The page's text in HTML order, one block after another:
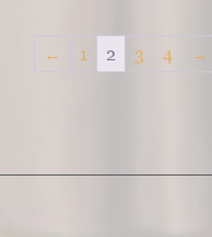
← 1 2 3 4 →